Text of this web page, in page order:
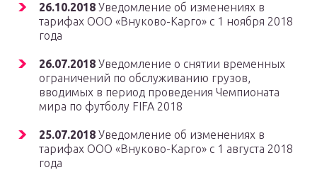
26.10.2018 Уведомление об изменениях в
тарифах ООО «Внуково-Карго» с 1 ноября 2018
года
26.07.2018 Уведомление о снятии временных
ограничений по обслуживанию грузов,
вводимых в период проведения Чемпионата
мира по футболу FIFA 2018
25.07.2018 Уведомление об изменениях в
тарифах ООО «Внуково-Карго» с 1 августа 2018
года